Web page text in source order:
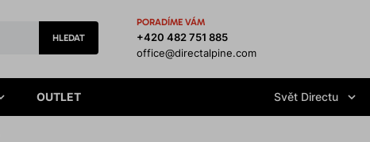
HLEDAT
PORADÍME VÁM
+420 482 751 885
office@directalpine.com
OUTLET Svět Directu